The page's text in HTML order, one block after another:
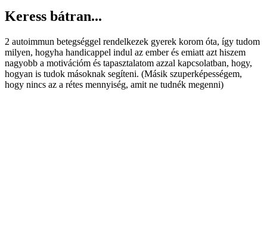
Keress bátran...
2 autoimmun betegséggel rendelkezek gyerek korom óta, így tudom
milyen, hogyha handicappel indul az ember és emiatt azt hiszem
nagyobb a motivációm és tapasztalatom azzal kapcsolatban, hogy,
hogyan is tudok másoknak segíteni. (Másik szuperképességem,
hogy nincs az a rétes mennyiség, amit ne tudnék megenni)